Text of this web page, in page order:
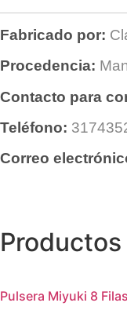
Fabricado por:
Procedencia:
Contacto para
Teléfono:
Correo
Pulsera Miyuki 8 Filas